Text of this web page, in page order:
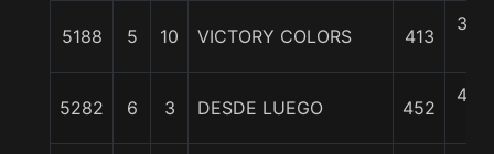
5188 5 10 VICTORY COLORS 413
3 1/
5282 6 3 DESDE LUEGO 452
4 1/